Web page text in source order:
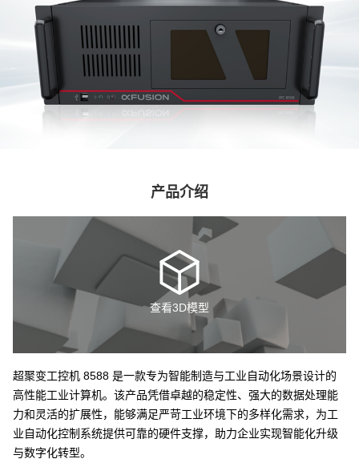
产品介绍
查看3D模型
超聚变工控机 8588 是一款专为智能制造与工业自动化场景设计的
高性能工业计算机。该产品凭借卓越的稳定性、强大的数据处理能
力和灵活的扩展性，能够满足严苛工业环境下的多样化需求，为工
业自动化控制系统提供可靠的硬件支撑，助力企业实现智能化升级
与数字化转型。